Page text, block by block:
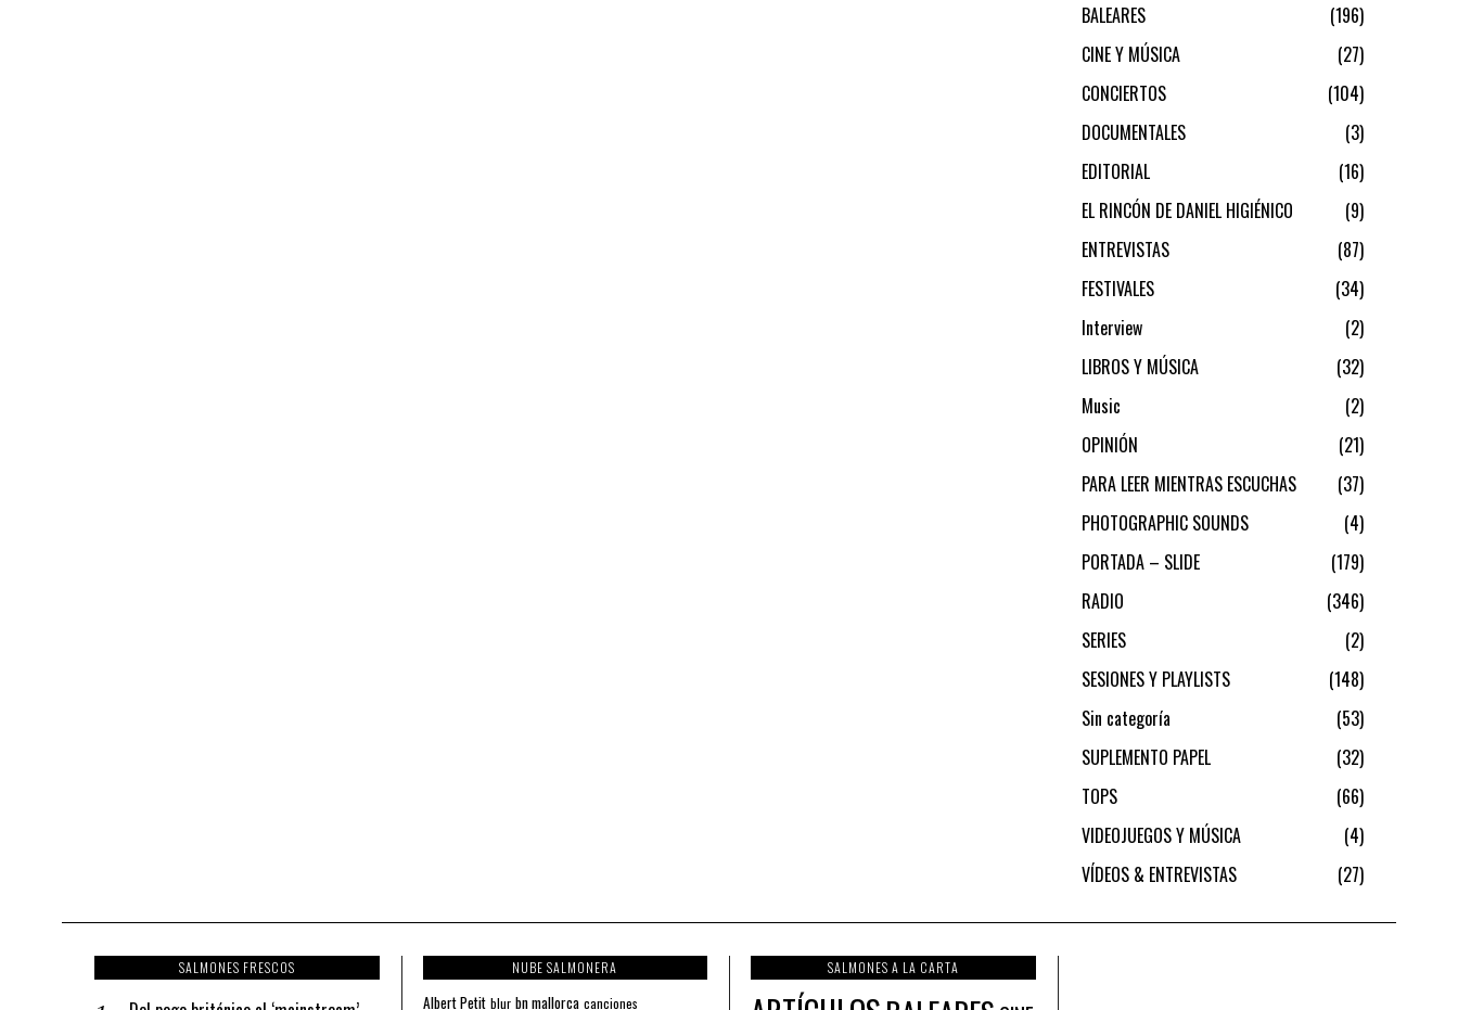
BALEARES
196
CINE Y MÚSICA
27
CONCIERTOS
104
DOCUMENTALES
3
EDITORIAL
16
EL RINCÓN DE DANIEL HIGIÉNICO
9
ENTREVISTAS
87
FESTIVALES
34
Interview
2
LIBROS Y MÚSICA
32
Music
2
OPINIÓN
21
PARA LEER MIENTRAS ESCUCHAS
37
PHOTOGRAPHIC SOUNDS
4
PORTADA – SLIDE
179
RADIO
346
SERIES
2
SESIONES Y PLAYLISTS
148
Sin categoría
53
SUPLEMENTO PAPEL
32
TOPS
66
VIDEOJUEGOS Y MÚSICA
4
VÍDEOS & ENTREVISTAS
27
SALMONES FRESCOS NUBE SALMONERA
Albert Petit blur bn mallorca canciones
SALMONES A LA CARTA